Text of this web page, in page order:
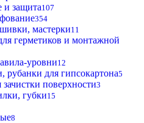
и защита107
354
мастерки11
герметиков и монтажной
уровни12
рубанки для гипсокартона5
поверхности3
губки15
8